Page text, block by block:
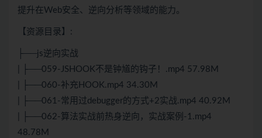
提升在Web安全、逆向分析等领域的能力。
【资源目录】:
├──js逆向实战
| ├──059-JSHOOK不是钟馗的钩子！.mp4 57.98M
| ├──060-补充HOOK.mp4 34.30M
| ├──061-常用过debugger的方式+2实战.mp4 40.92M
| ├──062-算法实战前热身逆向，实战案例-1.mp4
48.78M